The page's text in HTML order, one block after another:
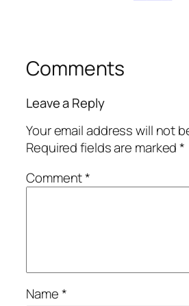
Comments
Leave a Reply
Your email address will not
Required fields are marked*
Comment*
Name*